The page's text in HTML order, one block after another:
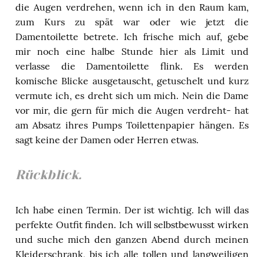
die Augen verdrehen, wenn ich in den Raum kam,
zum Kurs zu spät war oder wie jetzt die
Damentoilette betrete. Ich frische mich auf, gebe
mir noch eine halbe Stunde hier als Limit und
verlasse die Damentoilette flink. Es werden
komische Blicke ausgetauscht, getuschelt und kurz
vermute ich, es dreht sich um mich. Nein die Dame
vor mir, die gern für mich die Augen verdreht- hat
am Absatz ihres Pumps Toilettenpapier hängen. Es
sagt keine der Damen oder Herren etwas.
Rückblick.
Ich habe einen Termin. Der ist wichtig. Ich will das
perfekte Outfit finden. Ich will selbstbewusst wirken
und suche mich den ganzen Abend durch meinen
Kleiderschrank, bis ich alle tollen und langweiligen